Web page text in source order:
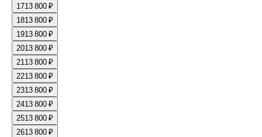
1713 800 ₽
1813 800 ₽
1913 800 ₽
2013 800 ₽
2113 800 ₽
2213 800 ₽
2313 800 ₽
2413 800 ₽
2513 800 ₽
2613 800 ₽